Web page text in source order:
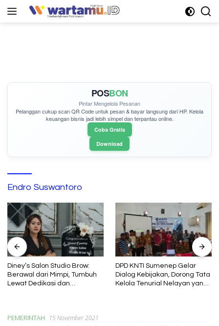
POSBON
Pintar Mengelola Pesanan
Pelanggan cukupscan QR Codeuntuk pesan & bayar langsung dari HP. Kelola
keuangan bisnis jadi lebih simpel dan terpantau online.
Coba Gratis
Download
Endro Suswantoro
Diney’s Salon Studio Brow:
Berawal dari Mimpi, Tumbuh
Lewat Dedikasi dan
DPD KNTI Sumenep Gelar
Dialog Kebijakan, Dorong Tata
Kelola Tenurial Nelayan yang
PEMERINTAH 15 November 2021